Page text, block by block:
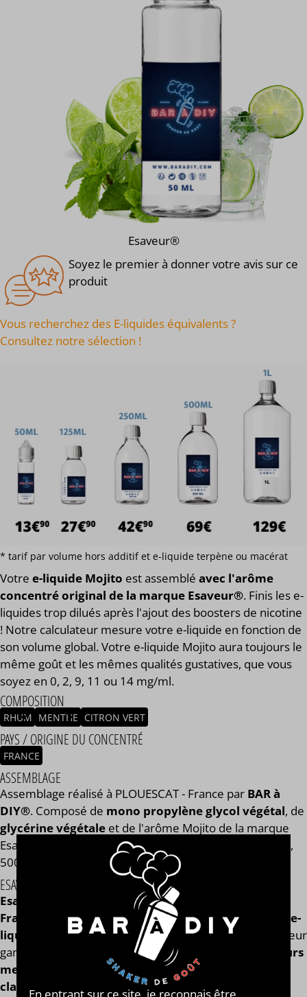
* tarif par volume hors additif et e-liquide terpène ou macérat
Votre e-liquide Mojito est assemblé avec l'arôme
concentré original de la marque Esaveur®. Finis les e-
liquides trop dilués après l'ajout des boosters de nicotine
! Notre calculateur mesure votre e-liquide en fonction de
son volume global. Votre e-liquide Mojito aura toujours le
même goût et les mêmes qualités gustatives, que vous
soyez en 0, 2, 9, 11 ou 14 mg/ml.
COMPOSITION
RHUM MENTHE CITRON VERT
PAYS / ORIGINE DU CONCENTRÉ
FRANCE
ASSEMBLAGE
Assemblage réalisé à PLOUESCAT - France par BAR à
DIY®. Composé de mono propylène glycol végétal, de
glycérine végétale et de l'arôme Mojito de la marque
Esaveur®. Disponible en flacon de 50ml, 125ml, 250ml,
500ml et 1L. STEEP : 2 jours.
ESAVEUR®
Esaveur® est une marque dee-liquides 100%
Française
, fabriquantdes arômes concentrés
e-
liquides
de haute qualité développés en laboratoire. Leur
gamme s'étend sur
des saveurs classiques
saveurs
mentholées
en passant par lessaveurs fruitées et
classiques
gourmandes
. Leur grand
Esaveur®
Soyez le premier à donner votre avis sur ce
produit
Vous recherchez des E-liquides équivalents ?
Consultez notre sélection !